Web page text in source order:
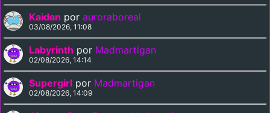
Kaidan por auroraboreal
03/08/2026, 11:08
Labyrinth por Madmartigan
02/08/2026, 14:14
Supergirl por Madmartigan
02/08/2026, 14:09